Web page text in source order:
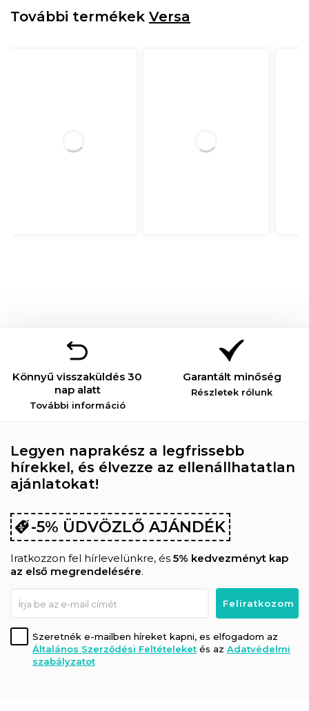
További termékek Versa
Könnyű visszaküldés 30
nap alatt
További információ
Garantált minőség
Részletek rólunk
Legyen naprakész a legfrissebb
hírekkel, és élvezze az ellenállhatatlan
ajánlatokat!
-5% ÜDVÖZLŐ AJÁNDÉK
Iratkozzon fel hírlevelünkre, és 5% kedvezményt kap
az első megrendelésére.
Szeretnék e-mailben híreket kapni, es elfogadom az
Általános Szerződési Feltételeket és az Adatvédelmi
szabályzatot